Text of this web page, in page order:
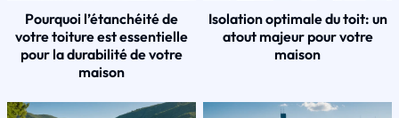
Pourquoi l’étanchéité de
votre toiture est essentielle
pour la durabilité de votre
maison
Isolation optimale du toit: un
atout majeur pour votre
maison